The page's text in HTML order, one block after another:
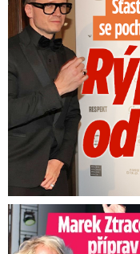
Marek Ztracený na